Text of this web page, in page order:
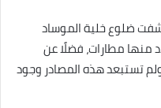
ضلوع خلية الموساد
مطارات، فضلًا عن
تستبعد هذه المصادر وجود